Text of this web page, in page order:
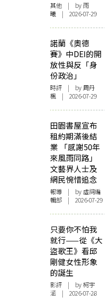
其他 | by 雨
曦 | 2026-07-29
諾蘭《奧德
賽》中DEI的開
放性與反「身
份政治」
時評 | by周丹
楓 | 2026-07-29
田園書屋宣布
租約期滿後結
業 「感謝50年
來風雨同路」
文藝界人士及
網民惋惜追念
報導 | by 虛詞編
輯部 | 2026-07-29
只要你不怕我
就行——從《大
盜歌王》看邱
剛健女性形象
的誕生
影評 | by 柯宇
涵 | 2026-07-28